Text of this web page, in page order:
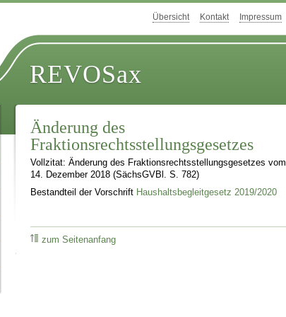
Übersicht Kontakt Impressum
REVOSax
Änderung des
Fraktionsrechtsstellungsgesetzes
Vollzitat: Änderung des Fraktionsrechtsstellungsgesetzes vom
14. Dezember 2018 (SächsGVBl. S. 782)
Bestandteil der Vorschrift Haushaltsbegleitgesetz 2019/2020
zum Seitenanfang